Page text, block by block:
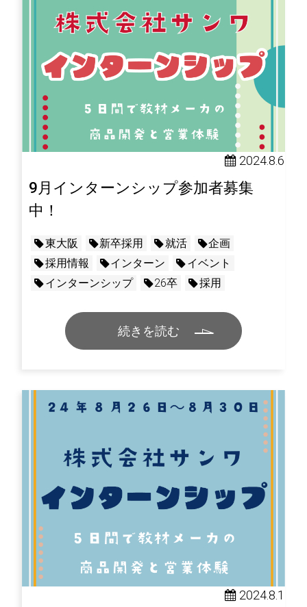
2024.8.6
9月インターンシップ参加者募集
中！
東大阪 新卒採用 就活
企画
採用情報
インターン
イベント
インターンシップ
26卒 採用
続きを読む
2024.8.1